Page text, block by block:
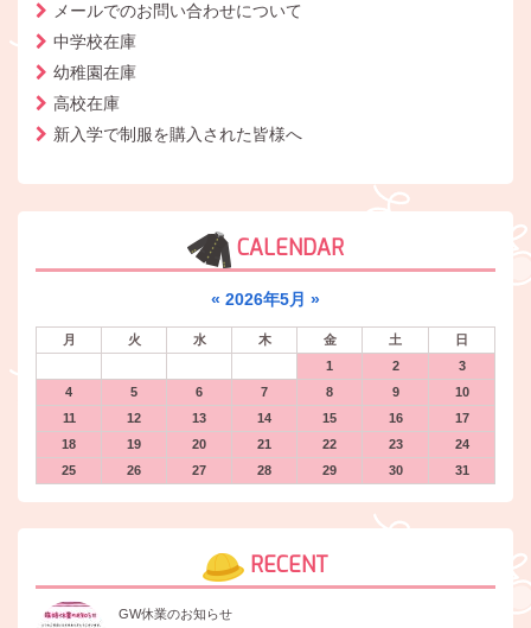
メールでのお問い合わせについて
中学校在庫
幼稚園在庫
高校在庫
新入学で制服を購入された皆様へ
CALENDAR
« 2026年5月 »
月 火 水 木 金 土
日
1
2
3
4
5 6 7 8 9
10
11
12 13 14 15 16
17
18
19 20 21 22 23
24
25
26 27 28 29 30 31
RECENT
GW休業のお知らせ